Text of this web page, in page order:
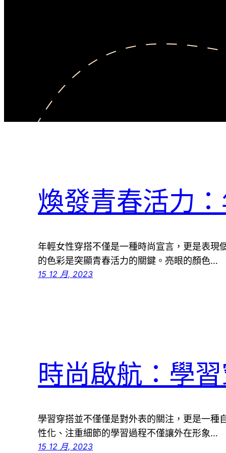
煥發青春活力
年輕女性穿搭不僅是一種時尚宣言，更是表現
的色彩是突顯青春活力的關鍵。亮眼的顏色…
15 12 月, 2023
時尚啟航：學
學習穿搭並不僅僅是對外表的關注，更是一種
性化、注重細節的學習過程不僅讓外在形象…
15 12 月, 2023